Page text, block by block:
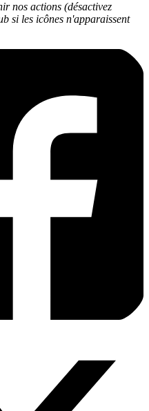
nos actions (désactivez
si les icônes n'apparaissent